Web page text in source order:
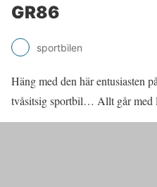
GR86
sportbilen
Häng med den här entusiasten
tvåsitsig sportbil… Allt går med